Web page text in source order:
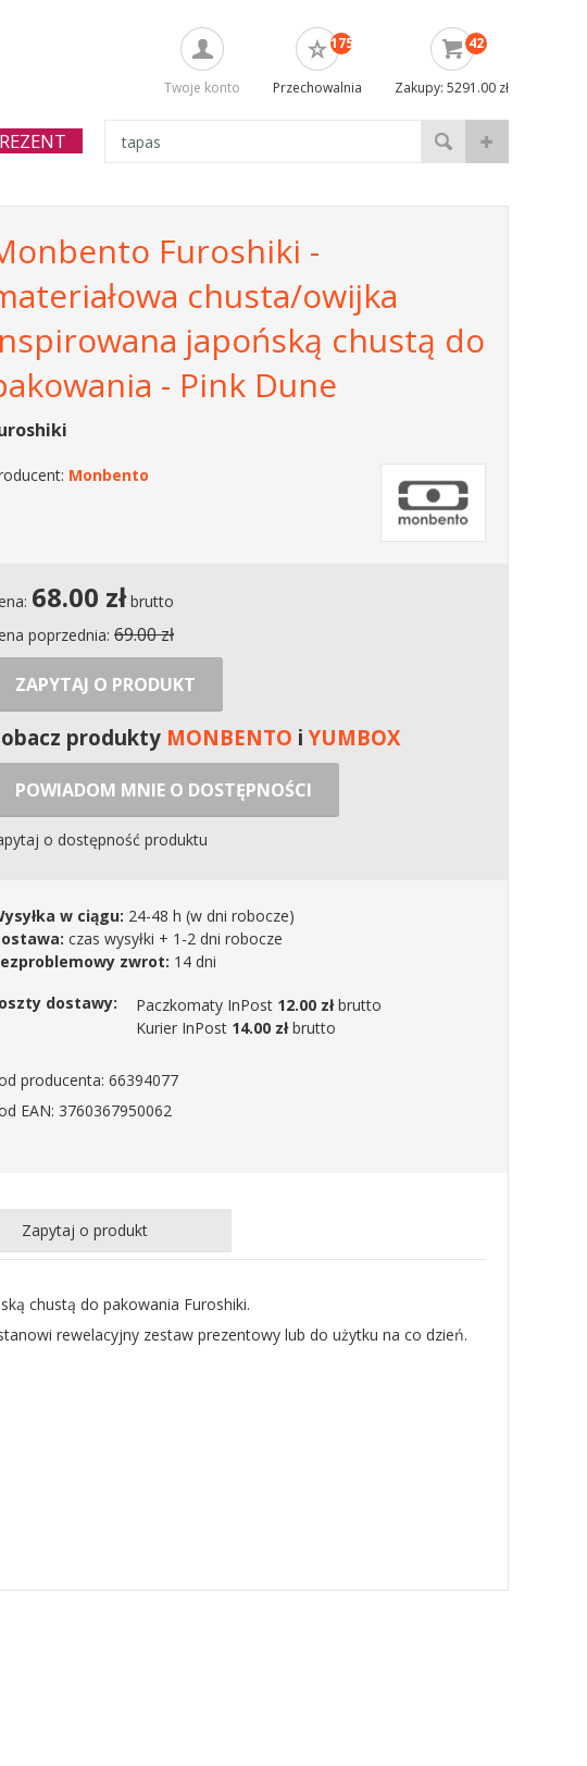
Twoje konto
175
Przechowalnia
42
Zakupy: 5291.00 zł
Furoshiki -
chusta/owijka
japońską chustą do
- Pink Dune
Monbento
68.00 złbrutto
poprzednia: 69.00 zł
ZAPYTAJ O PRODUKT
produkty MONBENTO iYUMBOX
POWIADOM MNIE O DOSTĘPNOŚCI
o dostępność produktu
w ciągu: 24-48 h (w dni robocze)
czas wysyłki + 1-2 dni robocze
zwrot: 14 dni
dostawy:
Paczkomaty InPost 12.00 złbrutto
Kurier InPost 14.00 złbrutto
producenta: 66394077
EAN: 3760367950062
Zapytaj o produkt
chustą do pakowania Furoshiki.
rewelacyjny zestaw prezentowy lub do użytku na co dzień.